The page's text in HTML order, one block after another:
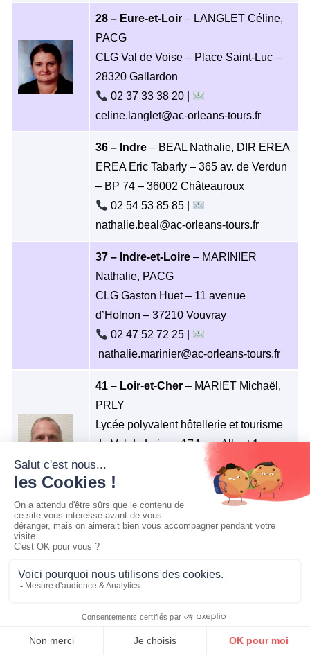
CONTACTS FORUM ADHÉRER
28 – Eure-et-Loir – LANGLET Céline,
PACG
CLG Val de Voise – Place Saint-Luc –
28320 Gallardon
02 37 33 38 20 |
celine.langlet@ac-orleans-tours.fr
36 – Indre – BEAL Nathalie, DIR EREA
EREA Eric Tabarly – 365 av. de Verdun
– BP 74 – 36002 Châteauroux
02 54 53 85 85 |
nathalie.beal@ac-orleans-tours.fr
37 – Indre-et-Loire – MARINIER
Nathalie, PACG
CLG Gaston Huet – 11 avenue
d’Holnon – 37210 Vouvray
02 47 52 72 25 |
nathalie.marinier@ac-orleans-tours.fr
41 – Loir-et-Cher – MARIET Michaël,
PRLY
Lycée polyvalent hôtellerie et tourisme
du Val de Loire – 174 rue Albert 1er –
02 54 51 51 54 |
michael.mariet@ac-orleans-tours.fr
– TRESGOTS Antoine,
PACG
CLG Pierre-Auguste Renoir – 8 avenue
de Verdun 45210 Ferrières en Gâtinais
02 38 96 56 07 |